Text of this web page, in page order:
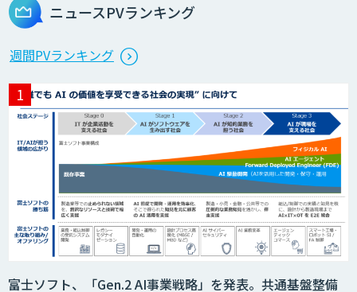
生成AI活用 1day ブートキャンプ
データ分析エージェント
「AI課題の⽬利き」コンサルティングサ
ービス
タ収集・作成
ニュースPVランキング
週間PVランキング
富士ソフト、「Gen.2 AI事業戦略」を発表。共通基盤整備